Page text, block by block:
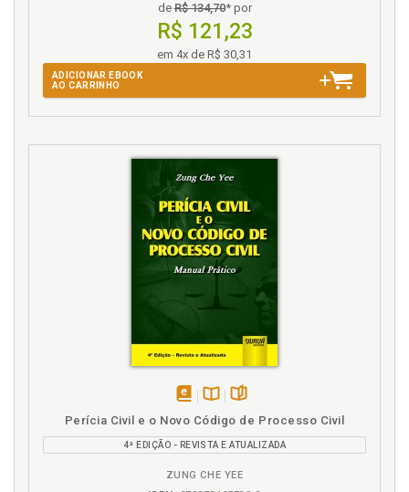
deR$ 134,70* por
R$ 121,23
em 4x de R$ 30,31
ADICIONAR EBOOK
AO CARRINHO
disponível
eBook
Disponível
B.V.
páginas
Perícia Civil e o Novo Código de Processo Civil
4ª EDIÇÃO - REVISTA E ATUALIZADA
ZUNG CHE YEE